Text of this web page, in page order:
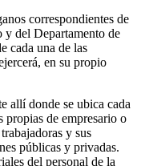
correspondientes de
y del Departamento de
cada una de las
en su propio
allí donde se ubica cada
propias de empresario o
y sus
públicas y privadas.
del personal de la